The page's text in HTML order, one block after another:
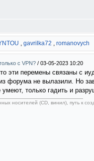
, gavrilka72 , romanovych
с VPN? / 03-05-2023 10:20
эти перемены связаны с
форума не вылазили. Но
умеют, только гадить и
носителей (CD, винил), путь к